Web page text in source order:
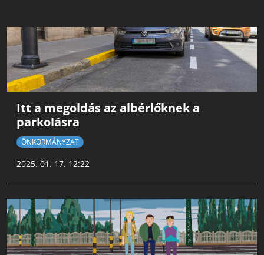
Itt a megoldás az albérlőknek a
parkolásra
ÖNKORMÁNYZAT
2025. 01. 17. 12:22